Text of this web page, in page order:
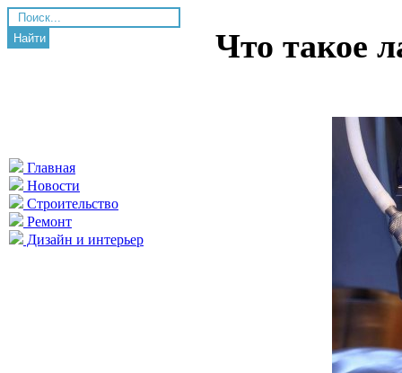
Найти
Главная
Новости
Строительство
Ремонт
Дизайн и интерьер
Что такое